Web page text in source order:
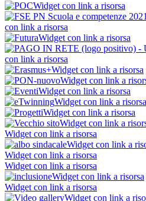
Widget con link a risorsa
con link a risorsa
Widget con link a risorsa
con link a risorsa
Widget con link a risorsa
Widget con link a
Widget con link a risorsa
Widget con link a risorsa
Widget con link a risorsa
Widget con link a
Widget con link a risorsa
Widget con link a
Widget con link a risorsa
Widget con link a risorsa
Widget con link a risorsa
Widget con link a risorsa
Widget con link a